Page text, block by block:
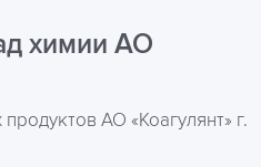
химии АО
АО «Коагулянт» г.